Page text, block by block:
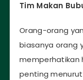
Tim Makan
Orang-orang
biasanya orang
memperhatikan
penting